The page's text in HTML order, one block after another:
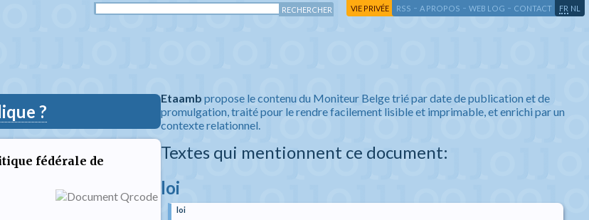
VIE PRIVÉE RSS - A PROPOS - WEB LOG - CONTACT FR NL
?
fédérale de
Etaamb propose le contenu du Moniteur Belge trié par date de publication et de
promulgation, traité pour le rendre facilement lisible et imprimable, et enrichi par un
contexte relationnel.
Textes qui mentionnent ce document:
loi
loi